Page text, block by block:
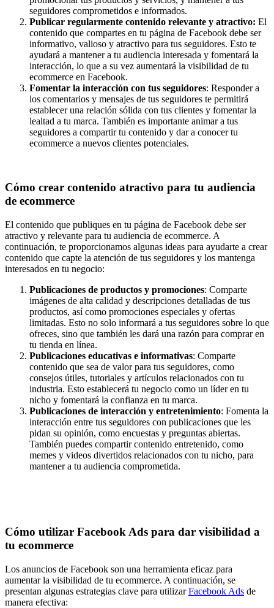
seguidores comprometidos e informados.
Publicar regularmente contenido relevante y atractivo: El
contenido que compartes en tu página de Facebook debe ser
informativo, valioso y atractivo para tus seguidores. Esto te
ayudará a mantener a tu audiencia interesada y fomentará la
interacción, lo que a su vez aumentará la visibilidad de tu
ecommerce en Facebook.
Fomentar la interacción con tus seguidores: Responder a
los comentarios y mensajes de tus seguidores te permitirá
establecer una relación sólida con tus clientes y fomentar la
lealtad a tu marca. También es importante animar a tus
seguidores a compartir tu contenido y dar a conocer tu
ecommerce a nuevos clientes potenciales.
Cómo crear contenido atractivo para tu audiencia
de ecommerce
El contenido que publiques en tu página de Facebook debe ser
atractivo y relevante para tu audiencia de ecommerce. A
continuación, te proporcionamos algunas ideas para ayudarte a crear
contenido que capte la atención de tus seguidores y los mantenga
interesados en tu negocio:
Publicaciones de productos y promociones: Comparte
imágenes de alta calidad y descripciones detalladas de tus
productos, así como promociones especiales y ofertas
limitadas. Esto no solo informará a tus seguidores sobre lo que
ofreces, sino que también les dará una razón para comprar en
tu tienda en línea.
Publicaciones educativas e informativas: Comparte
contenido que sea de valor para tus seguidores, como
consejos útiles, tutoriales y artículos relacionados con tu
industria. Esto establecerá tu negocio como un líder en tu
nicho y fomentará la confianza en tu marca.
Publicaciones de interacción y entretenimiento: Fomenta la
interacción entre tus seguidores con publicaciones que les
pidan su opinión, como encuestas y preguntas abiertas.
También puedes compartir contenido entretenido, como
memes y videos divertidos relacionados con tu nicho, para
mantener a tu audiencia comprometida.
Cómo utilizar Facebook Ads para dar visibilidad a
tu ecommerce
Los anuncios de Facebook son una herramienta eficaz para
aumentar la visibilidad de tu ecommerce. A continuación, se
presentan algunas estrategias clave para utilizarFacebook Ads de
manera efectiva: